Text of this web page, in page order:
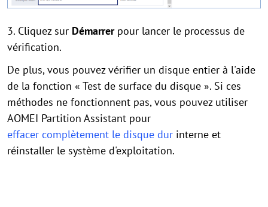
3. Cliquez sur Démarrerpour lancer le processus de
vérification.
De plus, vous pouvez vérifier un disque entier à l'aide
de la fonction « Test de surface du disque ». Si ces
méthodes ne fonctionnent pas, vous pouvez utiliser
AOMEI Partition Assistant pour
effacer complètement le disque dur interne et
réinstaller le système d'exploitation.